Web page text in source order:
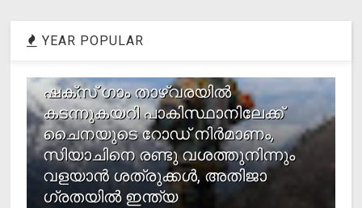
YEAR POPULAR
ഷക്സ് ​ഗാം താഴ്‌വരയിൽ
കടന്നുകയറി പാകിസ്ഥാനിലേക്ക്
ചൈനയുടെ റോഡ് നിർമാണം,
സിയാചിനെ രണ്ടു വശത്തുനിന്നും
വളയാൻ ശത്രുക്കൾ, അതിജാ​
ഗ്രതയിൽ ഇന്ത്യ